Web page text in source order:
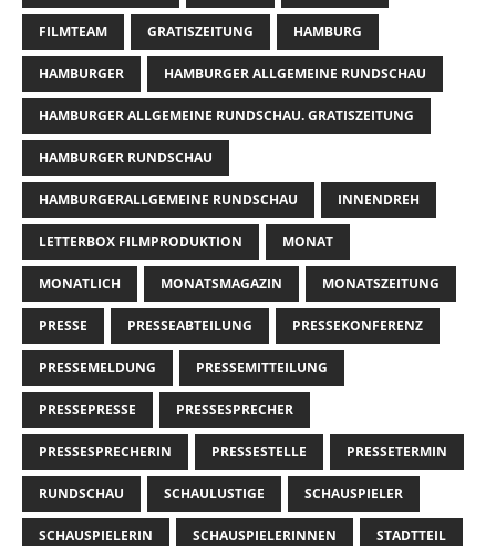
FILMTEAM GRATISZEITUNG HAMBURG
HAMBURGER HAMBURGER ALLGEMEINE RUNDSCHAU
HAMBURGER ALLGEMEINE RUNDSCHAU. GRATISZEITUNG
HAMBURGER RUNDSCHAU
HAMBURGERALLGEMEINE RUNDSCHAU INNENDREH
LETTERBOX FILMPRODUKTION MONAT
MONATLICH MONATSMAGAZIN MONATSZEITUNG
PRESSE PRESSEABTEILUNG PRESSEKONFERENZ
PRESSEMELDUNG PRESSEMITTEILUNG
PRESSEPRESSE PRESSESPRECHER
PRESSESPRECHERIN PRESSESTELLE PRESSETERMIN
RUNDSCHAU SCHAULUSTIGE SCHAUSPIELER
SCHAUSPIELERIN SCHAUSPIELERINNEN STADTTEIL